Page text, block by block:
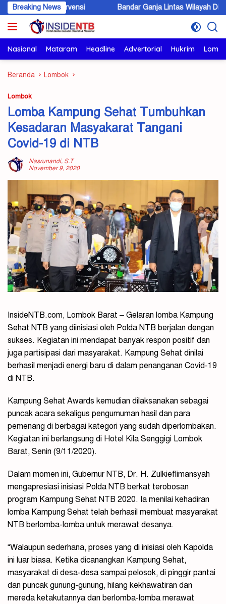
Langsung
ke
konten
Breaking News Bandar Ganja Lintas Wilayah Dibekuk di KSB, 5,6
Nasional Mataram Headline Advertorial Hukrim
Beranda Lombok
Lombok
Lomba Kampung Sehat Tumbuhkan
Kesadaran Masyakarat Tangani
Covid-19 di NTB
Nasrunandi, S.T
November 9, 2020
InsideNTB.com, Lombok Barat – Gelaran lomba Kampung
Sehat NTB yang diinisiasi oleh Polda NTB berjalan dengan
sukses. Kegiatan ini mendapat banyak respon positif dan
juga partisipasi dari masyarakat. Kampung Sehat dinilai
berhasil menjadi energi baru di dalam penanganan Covid-19
di NTB.
Kampung Sehat Awards kemudian dilaksanakan sebagai
puncak acara sekaligus pengumuman hasil dan para
pemenang di berbagai kategori yang sudah diperlombakan.
Kegiatan ini berlangsung di Hotel Kila Senggigi Lombok
Barat, Senin (9/11/2020).
Dalam momen ini, Gubernur NTB, Dr. H. Zulkieflimansyah
mengapresiasi inisiasi Polda NTB berkat terobosan
program Kampung Sehat NTB 2020. Ia menilai kehadiran
lomba Kampung Sehat telah berhasil membuat masyarakat
NTB berlomba-lomba untuk merawat desanya.
“Walaupun sederhana, proses yang di inisiasi oleh Kapolda
ini luar biasa. Ketika dicanangkan Kampung Sehat,
masyarakat di desa-desa sampai pelosok, di pinggir pantai
dan puncak gunung-gunung, hilang kekhawatiran dan
mereda ketakutannya dan berlomba-lomba merawat